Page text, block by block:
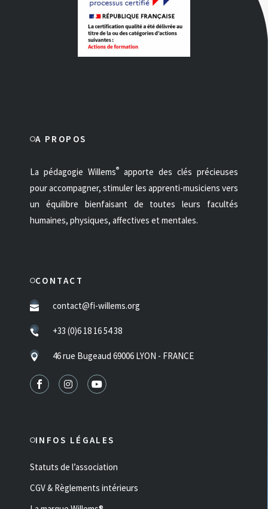
A PROPOS
La pédagogie Willems® apporte des clés précieuses
pour accompagner, stimuler les apprenti-musiciens vers
un équilibre bienfaisant de toutes leurs facultés
humaines, physiques, affectives et mentales.
CONTACT
contact@fi-willems.org
+33 (0)6 18 16 54 38
46 rue Bugeaud 69006 LYON - FRANCE
INFOS LÉGALES
Statuts de l’association
CGV & Règlements intérieurs